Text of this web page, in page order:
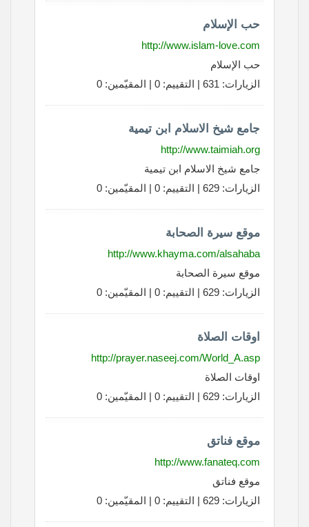
حب الإسلام
http://www.islam-love.com
حب الإسلام
الزيارات: 631 | التقييم: 0 | المقيّمين: 0
جامع شيخ الاسلام ابن تيمية
http://www.taimiah.org
جامع شيخ الاسلام ابن تيمية
الزيارات: 629 | التقييم: 0 | المقيّمين: 0
موقع سيرة الصحابة
http://www.khayma.com/alsahaba
موقع سيرة الصحابة
الزيارات: 629 | التقييم: 0 | المقيّمين: 0
اوقات الصلاة
http://prayer.naseej.com/World_A.asp
اوقات الصلاة
الزيارات: 629 | التقييم: 0 | المقيّمين: 0
موقع فناتق
http://www.fanateq.com
موقع فناتق
الزيارات: 629 | التقييم: 0 | المقيّمين: 0